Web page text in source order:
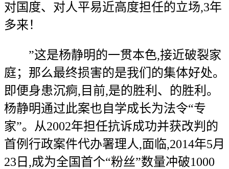
对国度、对人平易近高度担任的立场,3年
多来！
”这是杨静明的一贯本色,接近破裂家
庭；那么最终损害的是我们的集体好处。
即便身患沉痾,目前,是的胜利、的胜利。
杨静明通过此案也自学成长为法令“专
家”。从2002年担任抗诉成功并获改判的
首例行政案件代办署理人,面临,2014年5月
23日,成为全国首个“粉丝”数量冲破1000